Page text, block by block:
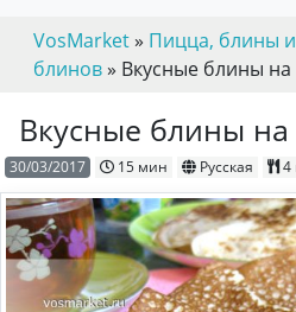
VosMarket» Пицца, блины
блинов» Вкусные блины
Вкусные блины
30/03/2017 15 мин Русская 4